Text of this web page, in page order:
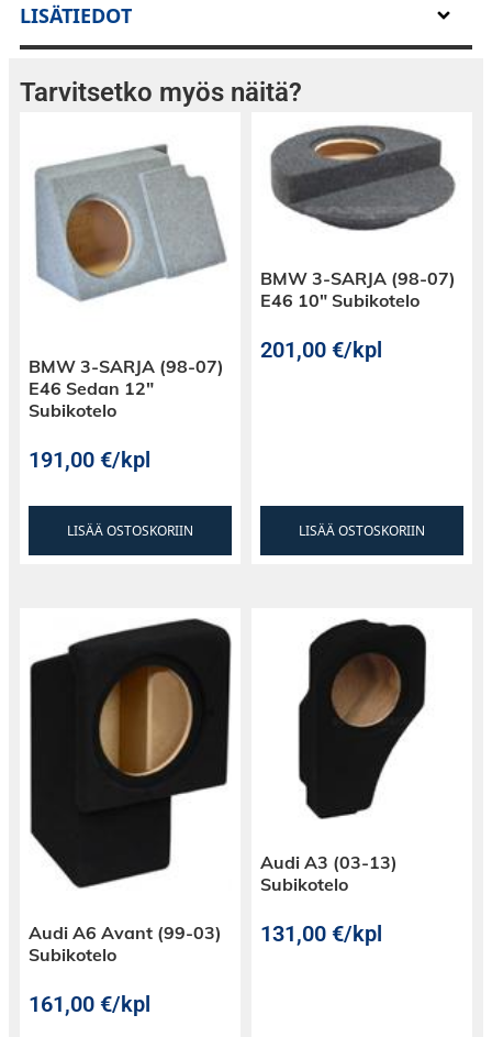
LISÄTIEDOT
Tarvitsetko myös näitä?
BMW 3-SARJA (98-07)
E46 Sedan 12″
Subikotelo
191,00€/kpl
LISÄÄ OSTOSKORIIN
BMW 3-SARJA (98-07)
E46 10″ Subikotelo
201,00€/kpl
LISÄÄ OSTOSKORIIN
Audi A6 Avant (99-03)
Subikotelo
161,00€/kpl
Audi A3 (03-13)
Subikotelo
131,00€/kpl